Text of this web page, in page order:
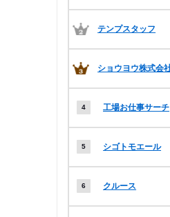
テンプスタッフ
ショウヨウ株式会
工場お仕事サーチ
シゴトモエール
クルース